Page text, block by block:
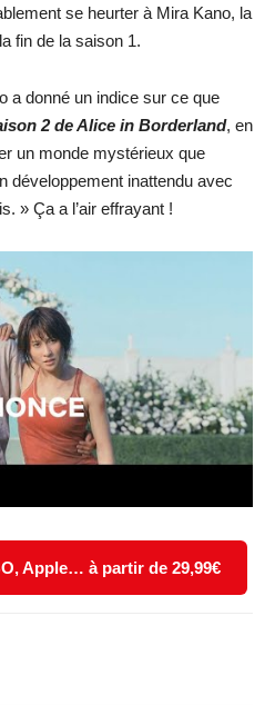
se heurter à Mira Kano, la
fin de la saison 1.
a donné un indice sur ce que
2 de Alice in Borderland, en
un monde mystérieux que
développement inattendu avec
» Ça a l’air effrayant !
Apple… à partir de 29,99€